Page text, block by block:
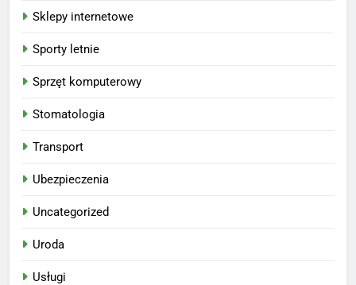
Sklepy internetowe
Sporty letnie
Sprzęt komputerowy
Stomatologia
Transport
Ubezpieczenia
Uncategorized
Uroda
Usługi